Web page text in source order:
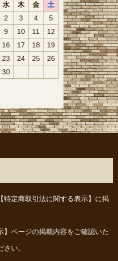
水 木 金
土
2 3 4
5
9 10 11
12
16 17 18
19
23 24 25
26
30
【特定商取引法に関する表示】 に掲
ページの掲載内容をご確認いた
い。